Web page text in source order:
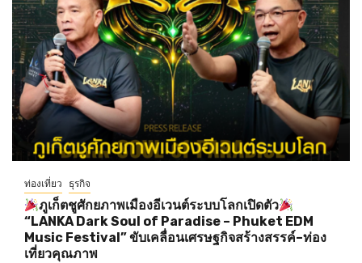
ท่องเที่ยว ธุรกิจ
ภูเก็ตชูศักยภาพเมืองอีเวนต์ระบบโลกเปิดตัว
“LANKA Dark Soul of Paradise – Phuket EDM
Music Festival” ขับเคลื่อนเศรษฐกิจสร้างสรรค์–ท่อง
เที่ยวคุณภาพ